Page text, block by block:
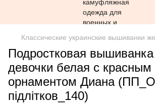
Классические украинские вышиванки
Подростковая
девочки белая с красным
орнаментом Диана
підлітков_140)